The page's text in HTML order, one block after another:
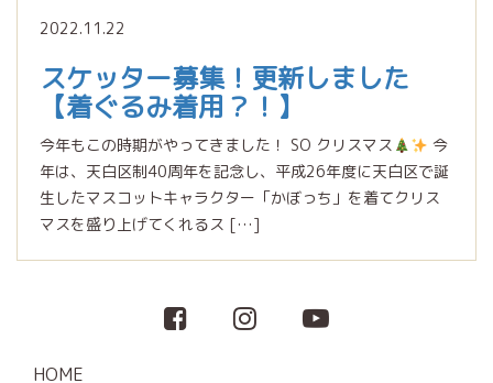
2022.11.22
スケッター募集！更新しました
【着ぐるみ着用？！】
今年もこの時期がやってきました！ SO クリスマス
今
年は、天白区制40周年を記念し、平成26年度に天白区で誕
生したマスコットキャラクター「かぼっち」を着てクリス
マスを盛り上げてくれるス […]
HOME